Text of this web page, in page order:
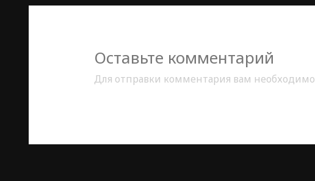
Оставьте комментарий
Для отправки комментария вам необходимо